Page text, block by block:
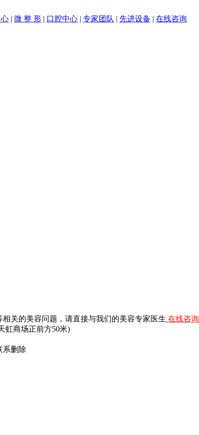
| 微 整 形 | 口腔中心 | 专家团队 | 先进设备 | 在线咨询
关的美容问题，请直接与我们的美容专家医生 在线咨询
虹商场正前方50米)
系删除